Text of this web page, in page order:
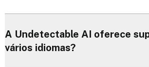
A Undetectable AI oferece
vários idiomas?